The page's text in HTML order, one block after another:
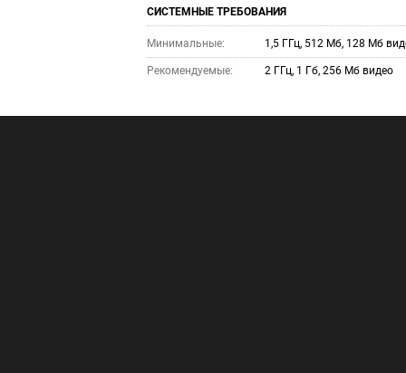
СИСТЕМНЫЕ ТРЕБОВАНИЯ
Минимальные: 1,5 ГГц, 512 Мб, 128 Мб
Рекомендуемые: 2 ГГц, 1 Гб, 256 Мб видео